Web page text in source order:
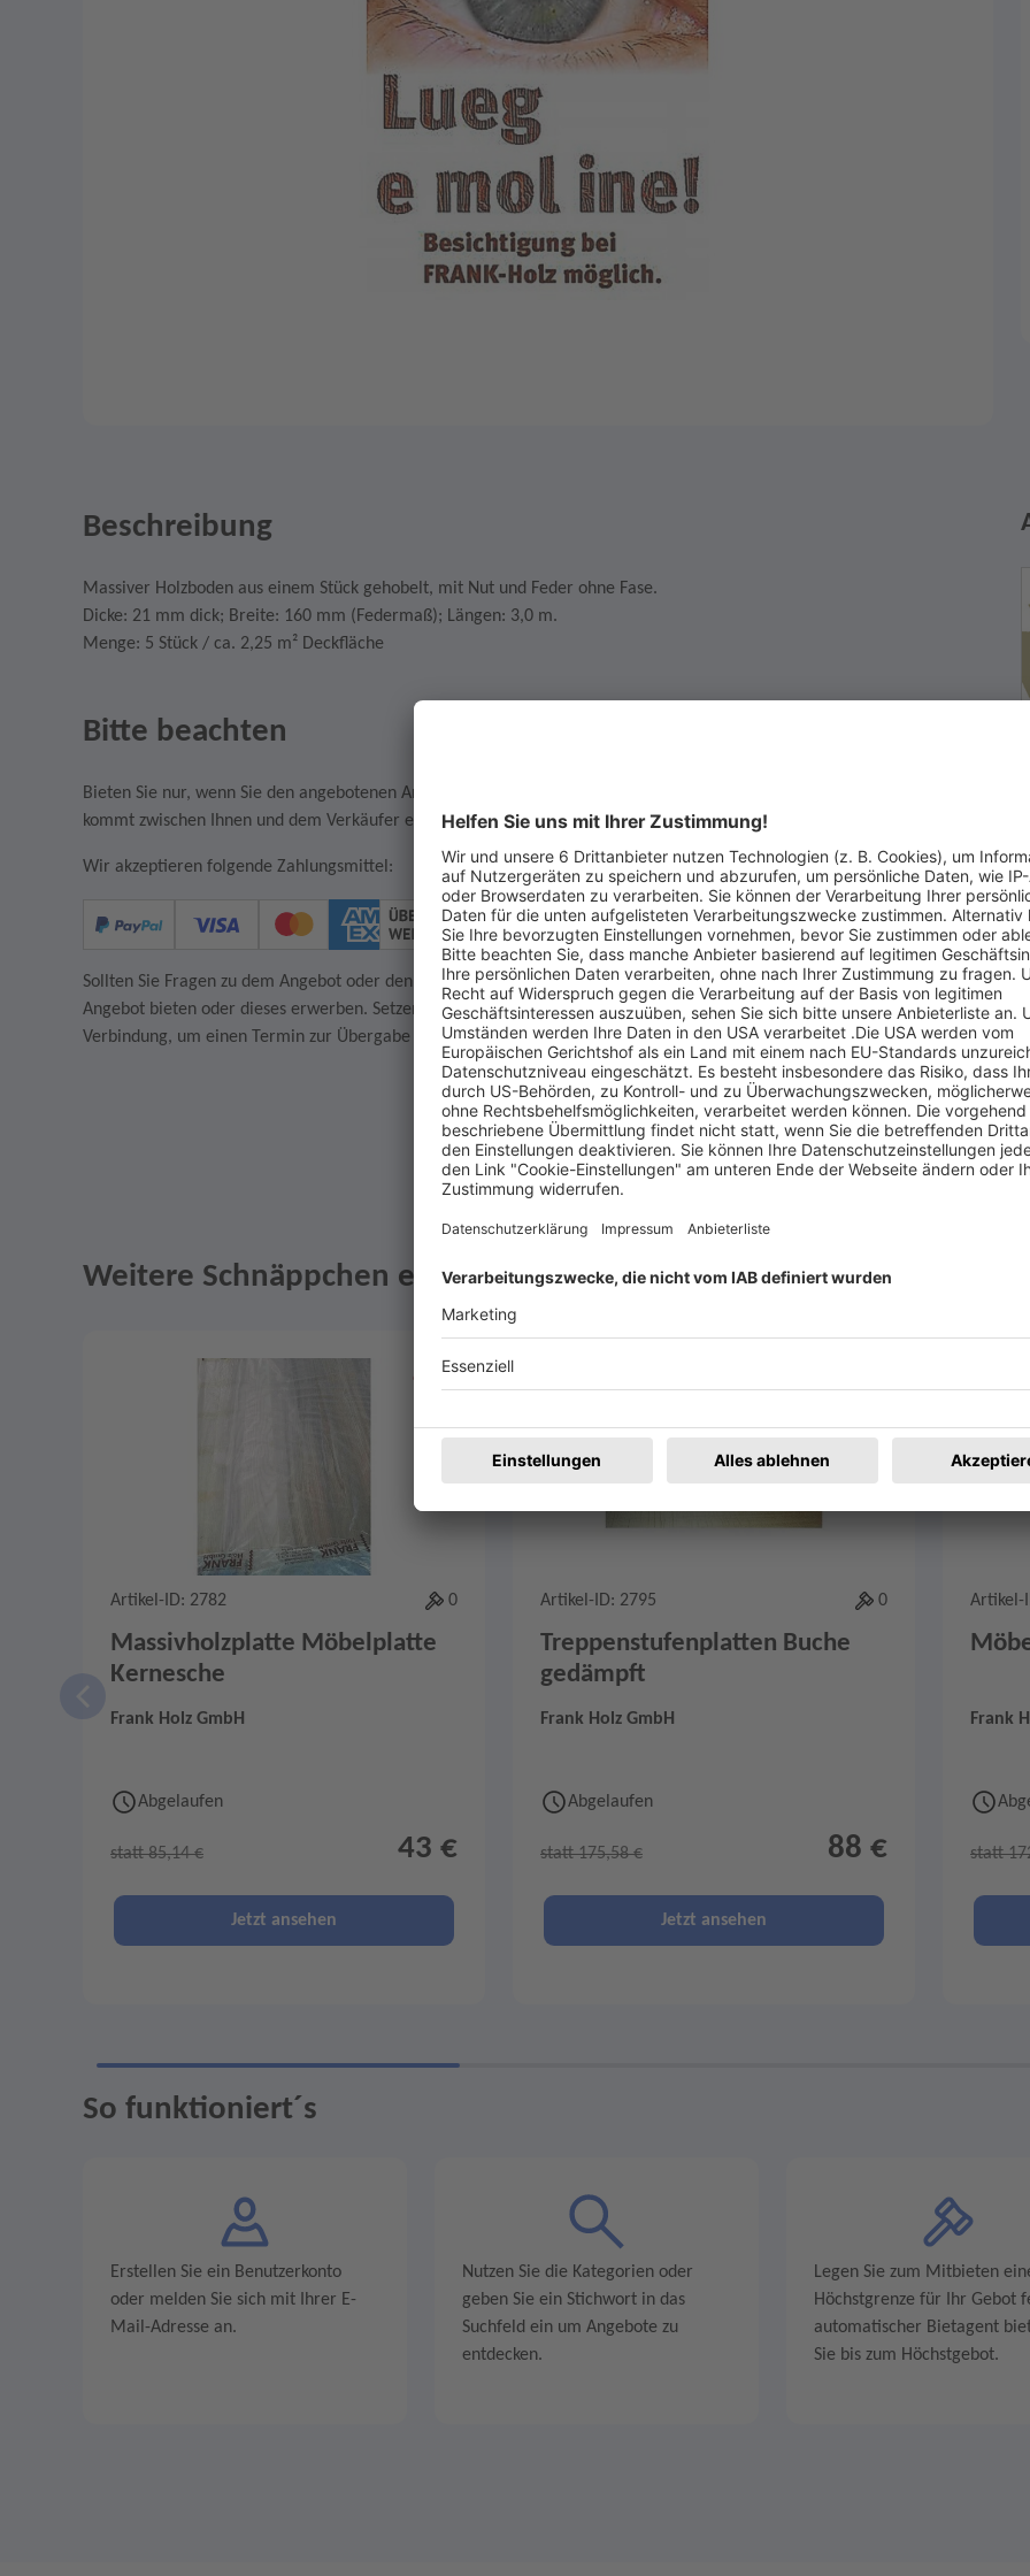
Beschreibung
Massiver Holzboden aus einem Stück gehobelt, mit Nut und Feder ohne Fase.
Dicke: 21 mm dick; Breite: 160 mm (Federmaß); Längen: 3,0 m.
Menge: 5 Stück / ca. 2,25 m² Deckfläche
Bitte beachten
Bieten Sie nur, wenn Sie den angebotenen Artikel auch wirklich kaufen möchten. Wenn Sie die Auktion gewinnen, dann
kommt zwischen Ihnen und dem Verkäufer ein rechtsgültiger Vertrag zustande, der Sie zum Kauf verpflichtet.
Wir akzeptieren folgende Zahlungsmittel:
Sollten Sie Fragen zu dem Angebot oder den AGB des Verkäufer haben, dann kontaktieren Sie diesen bevor Sie für das
Angebot bieten oder dieses erwerben. Setzen Sie sich innerhalb von 2 Wochen nach Kauf mit dem Verkäufer in
Verbindung, um einen Termin zur Übergabe des Artikels zu vereinbaren.
Weitere Schnäppchen entdecken
Merken
Artikel-ID: 2782 0
Massivholzplatte Möbelplatte
Kernesche
Frank Holz GmbH
Abgelaufen
statt 85,14 € 43 €
Jetzt ansehen
Artikel-ID: 2795 0
Treppenstufenplatten Buche
gedämpft
Frank Holz GmbH
Abgelaufen
statt 175,58 € 88 €
Jetzt ansehen
Artikel-
Frank
statt
So funktioniert´s
Erstellen Sie ein Benutzerkonto
oder melden Sie sich mit Ihrer E-
Mail-Adresse an.
Nutzen Sie die Kategorien oder
geben Sie ein Stichwort in das
Suchfeld ein um Angebote zu
entdecken.
Legen Sie zum Mitbieten
Höchstgrenze für Ihr Gebot
automatischer Bietagent
Sie bis zum Höchstgebot.